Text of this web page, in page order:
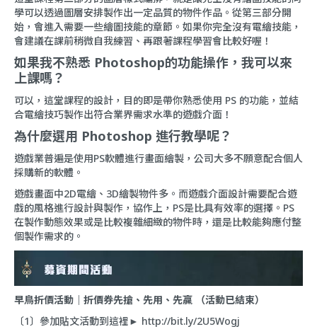
學可以透過圖層安排製作出一定品質的物件作品。從第三部分開
始，會進入需要一些繪圖技能的章節。如果你完全沒有電繪技能，
會建議在課前稍微自我練習、再跟著課程學習會比較好喔！
如果我不熟悉 Photoshop的功能操作，我可以來
上課嗎？
可以，這堂課程的設計，目的即是帶你熟悉使用 PS 的功能，並結
合電繪技巧製作出符合業界需求水準的遊戲介面！
為什麼選用 Photoshop 進行教學呢？
遊戲業普遍是使用PS軟體進行畫面繪製，公司大多不願意配合個人
採購新的軟體。
遊戲畫面中2D電繪、3D繪製物件多。而遊戲介面設計需要配合遊
戲的風格進行設計與製作，協作上，PS是比具有效率的選擇。PS
在製作動態效果或是比較複雜細緻的物件時，還是比較能夠應付整
個製作需求的。
早鳥折價活動｜折價券先搶、先用、先贏 （活動已結束）
〔1〕參加貼文活動到這裡► http://bit.ly/2U5Wogj